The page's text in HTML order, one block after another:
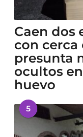
Caen dos
con cerca
presunta
ocultos
huevo
5